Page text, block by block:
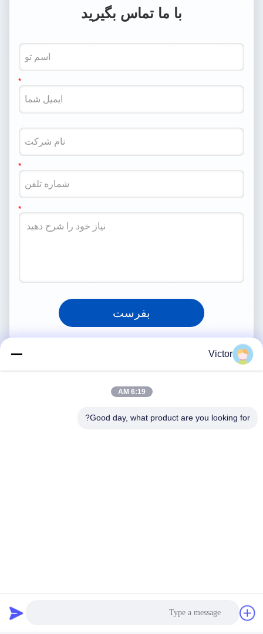
با ما تماس بگیرید
بفرست
Victor
6:19 AM
Good day, what product are you looking for?